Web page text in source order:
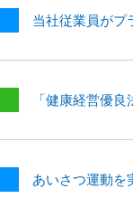
当社従業員がプ
「健康経営優
あいさつ運動を